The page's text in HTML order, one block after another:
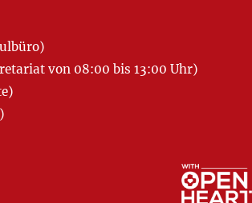
von 08:00 bis 13:00 Uhr)